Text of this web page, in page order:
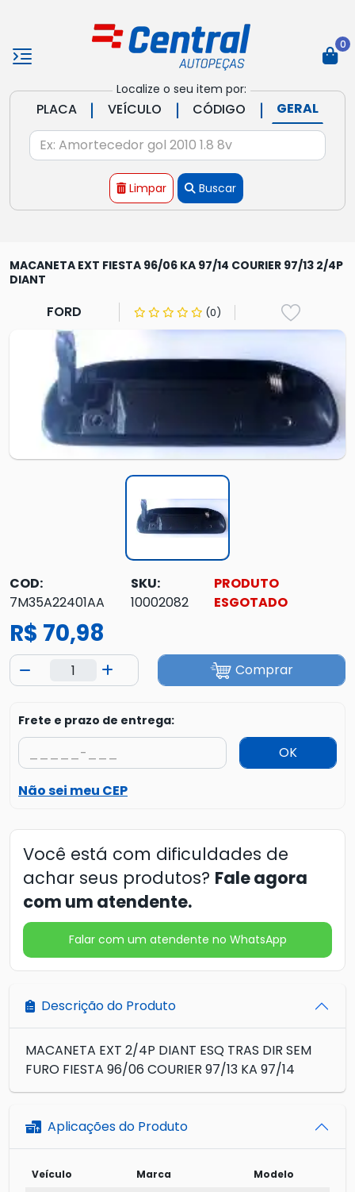
Localize o seu item por:
PLACA | VEÍCULO | CÓDIGO | GERAL
Limpar Buscar
0
MACANETA EXT FIESTA 96/06 KA 97/14 COURIER 97/13 2/4P
DIANT
FORD (0)
COD:
7M35A22401AA
SKU:
10002082
PRODUTO
ESGOTADO
R$ 70,98
Comprar
Frete e prazo de entrega:
OK
Não sei meu CEP
Você está com dificuldades de
achar seus produtos? Fale agora
com um atendente.
Falar com um atendente no WhatsApp
Descrição do Produto
MACANETA EXT 2/4P DIANT ESQ TRAS DIR SEM
FURO FIESTA 96/06 COURIER 97/13 KA 97/14
Aplicações do Produto
Veículo Marca
Modelo